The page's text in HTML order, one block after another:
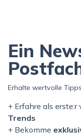
Ein
Erhalte wertvolle
+ Erfahre als erste:r
Trends
+ Bekomme